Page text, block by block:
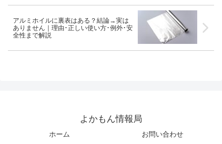
アルミホイルに裏表はある？結論→実は
ありません｜理由･正しい使い方･例外･安
全性まで解説
よかもん情報局
ホーム お問い合わせ